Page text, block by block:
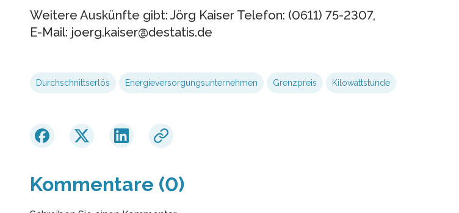
Weitere Auskünfte gibt: Jörg Kaiser Telefon: (0611) 75-2307,
E-Mail: joerg.kaiser@destatis.de
Durchschnittserlös Energieversorgungsunternehmen Grenzpreis Kilowattstunde
Kommentare (0)